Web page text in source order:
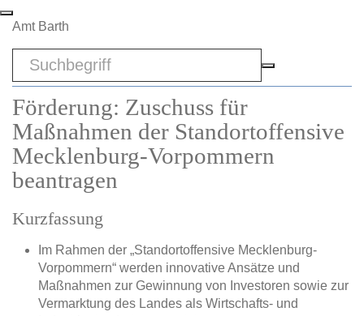
Zum Hauptinhalt springen
Amt Barth
Sword
Förderung: Zuschuss für
Maßnahmen der Standortoffensive
Mecklenburg-Vorpommern
beantragen
Kurzfassung
Im Rahmen der „Standortoffensive Mecklenburg-
Vorpommern“ werden innovative Ansätze und
Maßnahmen zur Gewinnung von Investoren sowie zur
Vermarktung des Landes als Wirtschafts- und